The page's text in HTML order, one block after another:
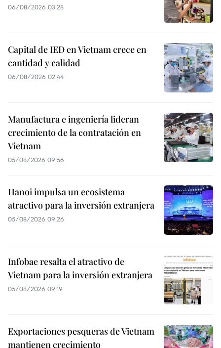
06/08/2026 03:28
Capital de IED en Vietnam crece en
cantidad y calidad
06/08/2026 02:44
Manufactura e ingeniería lideran
crecimiento de la contratación en
Vietnam
05/08/2026 09:56
Hanoi impulsa un ecosistema
atractivo para la inversión extranjera
05/08/2026 09:26
Infobae resalta el atractivo de
Vietnam para la inversión extranjera
05/08/2026 09:19
Exportaciones pesqueras de Vietnam
mantienen crecimiento